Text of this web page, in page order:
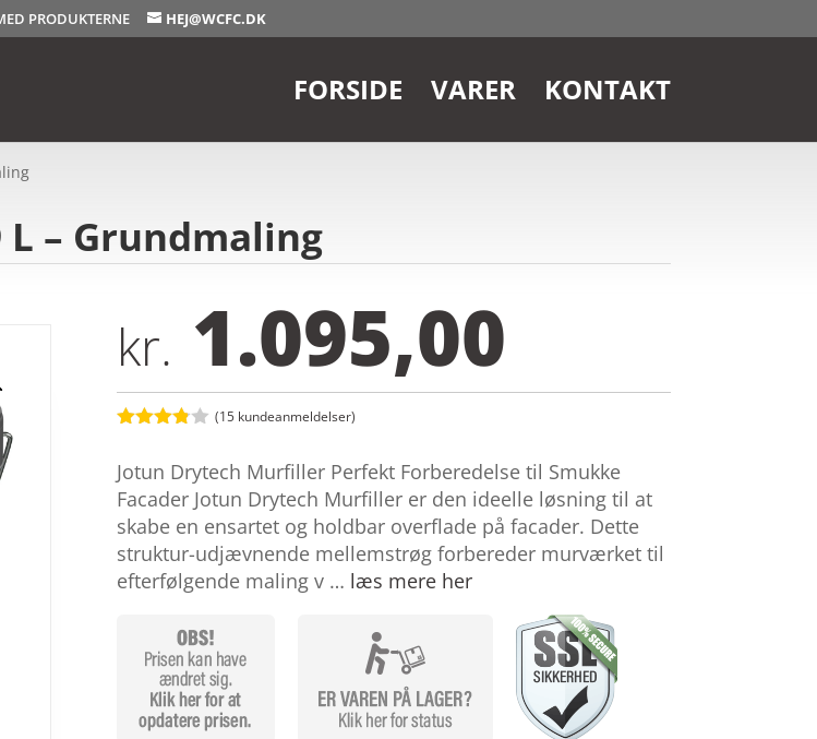
PRODUKTERNE HEJ@WCFC.DK
FORSIDE VARER KONTAKT
– Grundmaling
kr. 1.095,00
ud af 5
baseret
på
kundebed
ømmels
er
(15kundeanmeldelser)
Jotun Drytech Murfiller Perfekt Forberedelse til Smukke
Facader Jotun Drytech Murfiller er den ideelle løsning til at
skabe en ensartet og holdbar overflade på facader. Dette
struktur-udjævnende mellemstrøg forbereder murværket til
efterfølgende maling v … læs mere her